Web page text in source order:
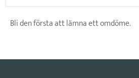
Bli den första att lämna ett omdöme.